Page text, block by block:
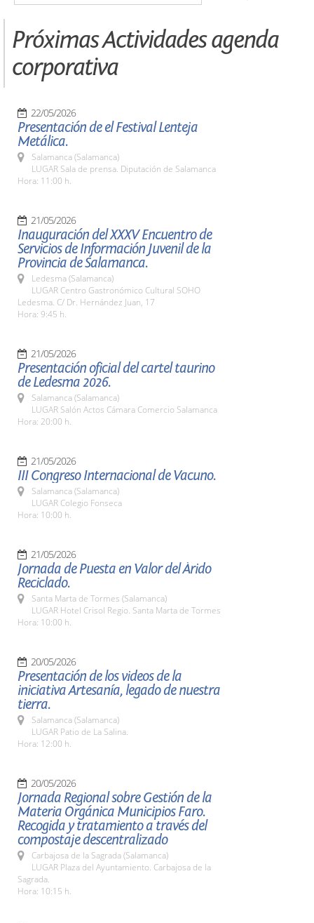
Próximas Actividades agenda
corporativa
22/05/2026
Presentación de el Festival Lenteja
Metálica.
Salamanca (Salamanca)
LUGAR Sala de prensa. Diputación de Salamanca
Hora: 11:00 h.
21/05/2026
Inauguración del XXXV Encuentro de
Servicios de Información Juvenil de la
Provincia de Salamanca.
Ledesma (Salamanca)
LUGAR Centro Gastronómico Cultural SOHO
Ledesma. C/ Dr. Hernández Juan, 17
Hora: 9:45 h.
21/05/2026
Presentación oficial del cartel taurino
de Ledesma 2026.
Salamanca (Salamanca)
LUGAR Salón Actos Cámara Comercio Salamanca
Hora: 20:00 h.
21/05/2026
III Congreso Internacional de Vacuno.
Salamanca (Salamanca)
LUGAR Colegio Fonseca
Hora: 10:00 h.
21/05/2026
Jornada de Puesta en Valor del Árido
Reciclado.
Santa Marta de Tormes (Salamanca)
LUGAR Hotel Crisol Regio. Santa Marta de Tormes
Hora: 10:00 h.
20/05/2026
Presentación de los videos de la
iniciativa Artesanía, legado de nuestra
tierra.
Salamanca (Salamanca)
LUGAR Patio de La Salina.
Hora: 12:00 h.
20/05/2026
Jornada Regional sobre Gestión de la
Materia Orgánica Municipios Faro.
Recogida y tratamiento a través del
compostaje descentralizado
Carbajosa de la Sagrada (Salamanca)
LUGAR Plaza del Ayuntamiento. Carbajosa de la
Sagrada.
Hora: 10:15 h.